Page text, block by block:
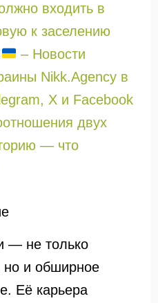
входить в
к заселению
– Новости
Nikk.Agency в
X и Facebook
двух
— что
— не только
но и обширное
Её карьера